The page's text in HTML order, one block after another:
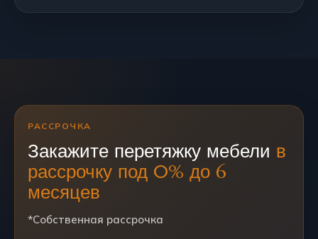
РАССРОЧКА
Закажите перетяжку мебели в
рассрочку под 0% до 6
месяцев
*Собственная рассрочка